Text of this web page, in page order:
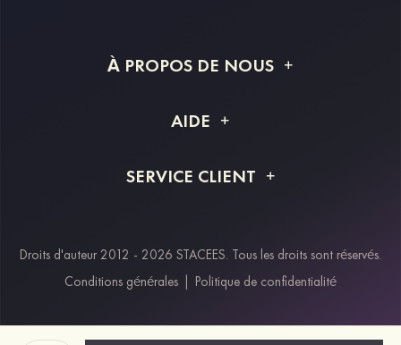
À PROPOS DE NOUS
Livraison
AIDE
Retour et remboursement
SERVICE CLIENT
Modes de paiement
Klarna
Droits d'auteur 2012 - 2026 STACEES. Tous les droits sont réservés.
Conditions générales
Politique de confidentialité